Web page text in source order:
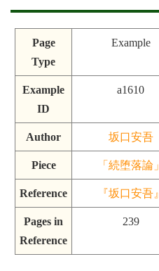
Page
Type
Example
Example
ID
a1610
Author 坂口安吾
Piece 「続堕落論」
Reference 『坂口安吾』
Pages in
Reference
239